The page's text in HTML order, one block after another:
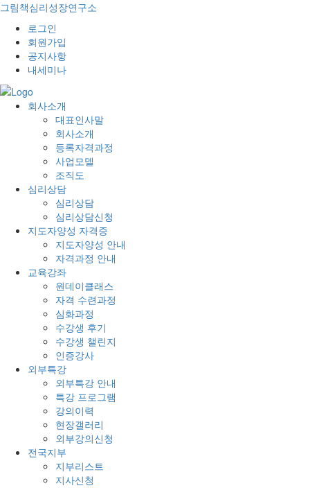
그림책심리성장연구소
로그인
회원가입
공지사항
내세미나
회사소개
대표인사말
회사소개
등록자격과정
사업모델
조직도
심리상담
심리상담
심리상담신청
지도자양성 자격증
지도자양성 안내
자격과정 안내
교육강좌
원데이클래스
자격 수련과정
심화과정
수강생 후기
수강생 챌린지
인증강사
외부특강
외부특강 안내
특강 프로그램
강의이력
현장갤러리
외부강의신청
전국지부
지부리스트
지사신청